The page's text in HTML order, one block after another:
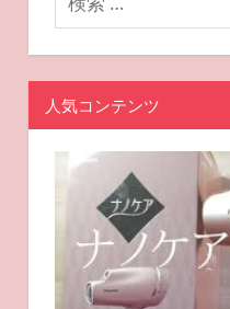
人気コンテンツ